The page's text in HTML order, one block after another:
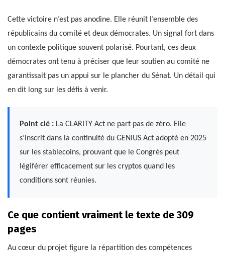
Cette victoire n’est pas anodine. Elle réunit l’ensemble des
républicains du comité et deux démocrates. Un signal fort dans
un contexte politique souvent polarisé. Pourtant, ces deux
démocrates ont tenu à préciser que leur soutien au comité ne
garantissait pas un appui sur le plancher du Sénat. Un détail qui
en dit long sur les défis à venir.
Point clé : La CLARITY Act ne part pas de zéro. Elle
s’inscrit dans la continuité du GENIUS Act adopté en 2025
sur les stablecoins, prouvant que le Congrès peut
légiférer efficacement sur les cryptos quand les
conditions sont réunies.
Ce que contient vraiment le texte de 309
pages
Au cœur du projet figure la répartition des compétences